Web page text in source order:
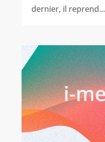
dernier, il reprend...